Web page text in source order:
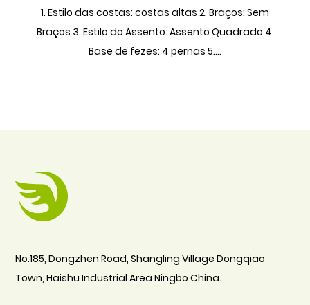
1. Estilo das costas: costas altas 2. Braços: Sem
Braços 3. Estilo do Assento: Assento Quadrado 4.
Base de fezes: 4 pernas 5....
No.185, Dongzhen Road, Shangling Village Dongqiao
Town, Haishu Industrial Area Ningbo China.